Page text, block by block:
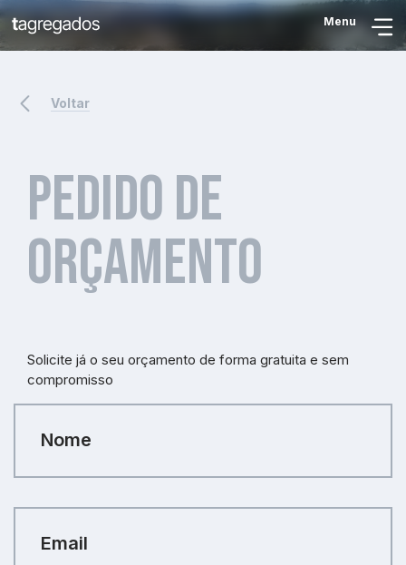
Menu
Voltar
Pedido de
orçamento
Solicite já o seu orçamento de forma gratuita e sem
compromisso
Nome
Email